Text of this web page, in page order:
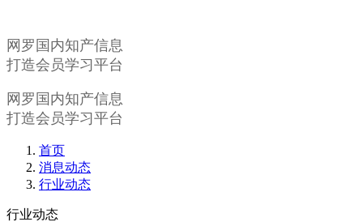
网罗国内知产信息
打造会员学习平台
网罗国内知产信息
打造会员学习平台
首页
消息动态
行业动态
行业动态